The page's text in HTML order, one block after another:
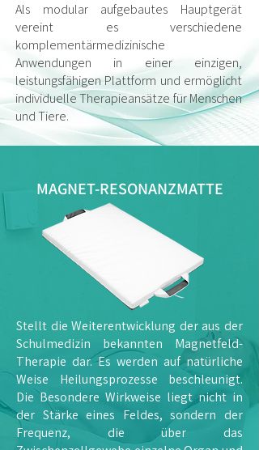
Als modular aufgebautes Hauptgerät
vereint es verschiedene
komplementärmedizinische
Anwendungen in einer einzigen,
leistungsfähigen Plattform und ermöglicht
individuelle Therapieansätze für Menschen
und Tiere.
MAGNET-RESONANZMATTE
Stellt die Weiterentwicklung der aus der
Schulmedizin bekannten Magnetfeld-
Therapie dar. Es werden auf natürliche
Weise Heilungsprozesse beschleunigt.
Die Besondere Wirkweise liegt nicht in
der Stärke eines Feldes, sondern der
Frequenz, die über das